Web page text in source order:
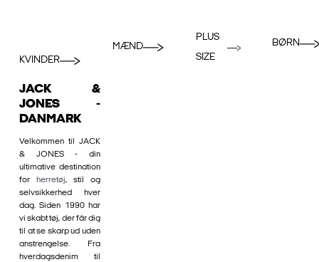
KVINDER
MÆND
PLUS
SIZE
BØRN
JACK &
JONES -
DANMARK
Velkommen til JACK
& JONES - din
ultimative destination
for herretøj, stil og
selvsikkerhed hver
dag. Siden 1990 har
vi skabt tøj, der får dig
til at se skarp ud uden
anstrengelse. Fra
hverdagsdenim til